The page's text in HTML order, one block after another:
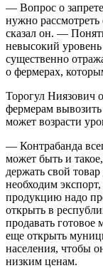
— Вопрос о
нужно
сказал он. —
невысокий
существенно
о фермерах,
Торогул Ниязович
фермерам
может возрасти
— Контрабанда
может быть и
держать свой
необходим
продукцию надо
открыть в
продавать готовое
еще открыть
населения, чтобы
низким ценам.